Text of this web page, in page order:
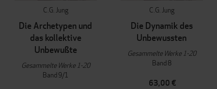
C.G. Jung
Die Archetypen und
das kollektive
Unbewußte
Gesammelte Werke 1-20
Band 9/1
C.G. Jung
Die Dynamik des
Unbewussten
Gesammelte Werke 1-20
Band 8
63,00 €